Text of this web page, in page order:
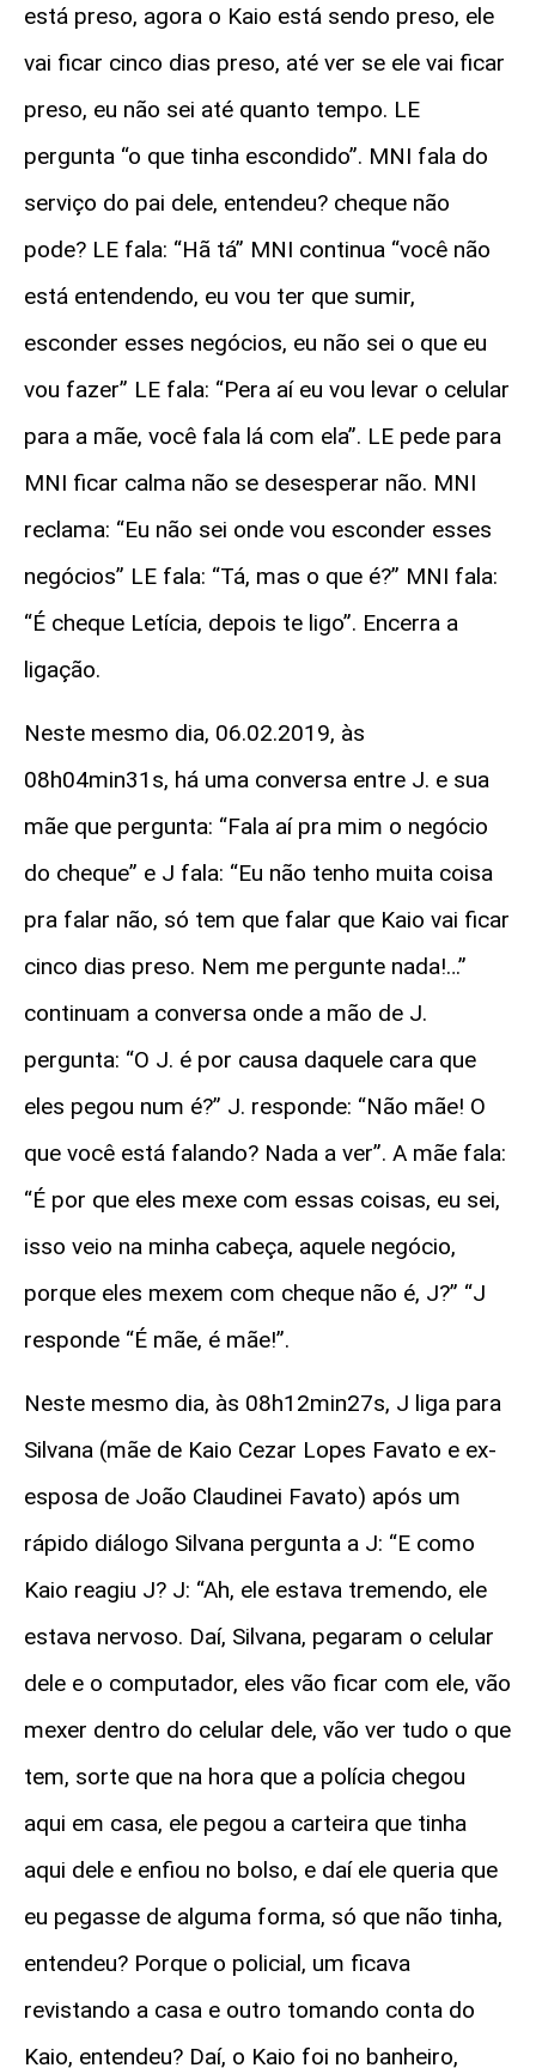
está preso, agora o Kaio está sendo preso, ele
vai ficar cinco dias preso, até ver se ele vai ficar
preso, eu não sei até quanto tempo. LE
pergunta “o que tinha escondido”. MNI fala do
serviço do pai dele, entendeu? cheque não
pode? LE fala: “Hã tá” MNI continua “você não
está entendendo, eu vou ter que sumir,
esconder esses negócios, eu não sei o que eu
vou fazer” LE fala: “Pera aí eu vou levar o celular
para a mãe, você fala lá com ela”. LE pede para
MNI ficar calma não se desesperar não. MNI
reclama: “Eu não sei onde vou esconder esses
negócios” LE fala: “Tá, mas o que é?” MNI fala:
“É cheque Letícia, depois te ligo”. Encerra a
ligação.
Neste mesmo dia, 06.02.2019, às
08h04min31s, há uma conversa entre J. e sua
mãe que pergunta: “Fala aí pra mim o negócio
do cheque” e J fala: “Eu não tenho muita coisa
pra falar não, só tem que falar que Kaio vai ficar
cinco dias preso. Nem me pergunte nada!…”
continuam a conversa onde a mão de J.
pergunta: “O J. é por causa daquele cara que
eles pegou num é?” J. responde: “Não mãe! O
que você está falando? Nada a ver”. A mãe fala:
“É por que eles mexe com essas coisas, eu sei,
isso veio na minha cabeça, aquele negócio,
porque eles mexem com cheque não é, J?” “J
responde “É mãe, é mãe!”.
Neste mesmo dia, às 08h12min27s, J liga para
Silvana (mãe de Kaio Cezar Lopes Favato e ex-
esposa de João Claudinei Favato) após um
rápido diálogo Silvana pergunta a J: “E como
Kaio reagiu J? J: “Ah, ele estava tremendo, ele
estava nervoso. Daí, Silvana, pegaram o celular
dele e o computador, eles vão ficar com ele, vão
mexer dentro do celular dele, vão ver tudo o que
tem, sorte que na hora que a polícia chegou
aqui em casa, ele pegou a carteira que tinha
aqui dele e enfiou no bolso, e daí ele queria que
eu pegasse de alguma forma, só que não tinha,
entendeu? Porque o policial, um ficava
revistando a casa e outro tomando conta do
Kaio, entendeu? Daí, o Kaio foi no banheiro,